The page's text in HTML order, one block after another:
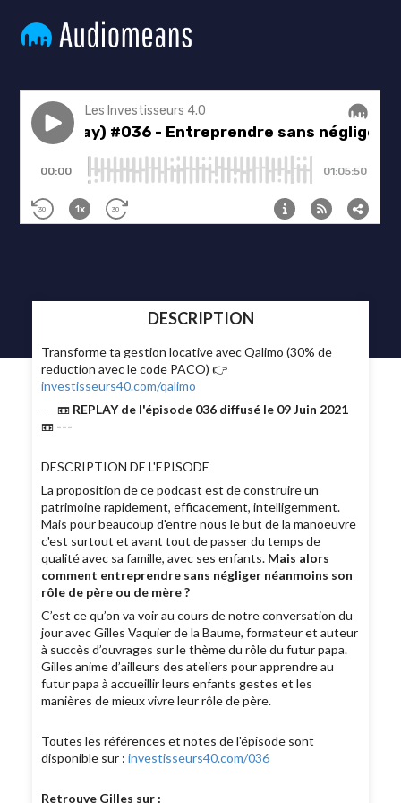
DESCRIPTION
Transforme ta gestion locative avec Qalimo (30% de
reduction avec le code PACO) 👉
investisseurs40.com/qalimo
--- 📼 REPLAY de l'épisode 036 diffusé le 09 Juin 2021
📼 ---
DESCRIPTION DE L'EPISODE
La proposition de ce podcast est de construire un
patrimoine rapidement, efficacement, intelligemment.
Mais pour beaucoup d'entre nous le but de la manoeuvre
c'est surtout et avant tout de passer du temps de
qualité avec sa famille, avec ses enfants. Mais alors
comment entreprendre sans négliger néanmoins son
rôle de père ou de mère ?
C’est ce qu’on va voir au cours de notre conversation du
jour avec Gilles Vaquier de la Baume, formateur et auteur
à succès d’ouvrages sur le thème du rôle du futur papa.
Gilles anime d’ailleurs des ateliers pour apprendre au
futur papa à accueillir leurs enfants gestes et les
manières de mieux vivre leur rôle de père.
Toutes les références et notes de l'épisode sont
disponible sur :investisseurs40.com/036
Retrouve Gilles sur :